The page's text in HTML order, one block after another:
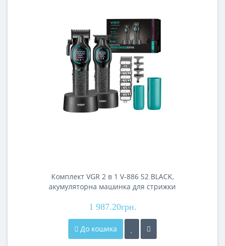
Комплект VGR 2 в 1 V-886 S2 BLACK,
акумуляторна машинка для стрижки
1 987.20грн.
До кошика